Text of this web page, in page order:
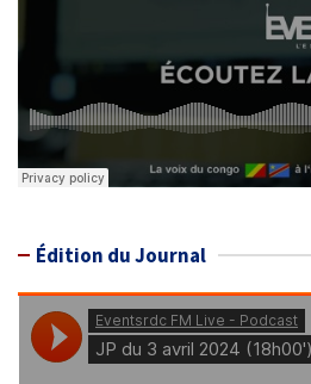
Édition du Journal